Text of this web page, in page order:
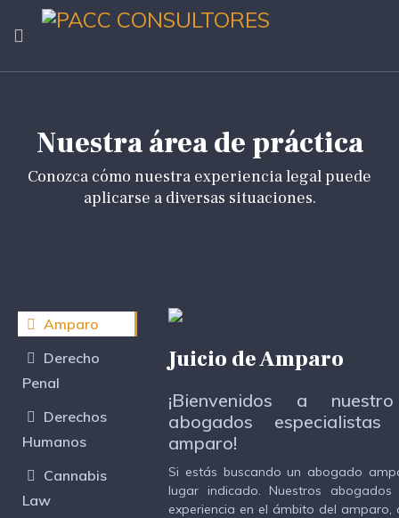
Nuestra área de práctica
Conozca cómo nuestra experiencia legal puede
aplicarse a diversas situaciones.
Amparo
Derecho
Penal
Derechos
Humanos
Cannabis
Law
Juicio de Amparo
¡Bienvenidos a
abogados
amparo!
Si estás buscando un abogado
lugar indicado. Nuestros
experiencia en el ámbito del amparo,